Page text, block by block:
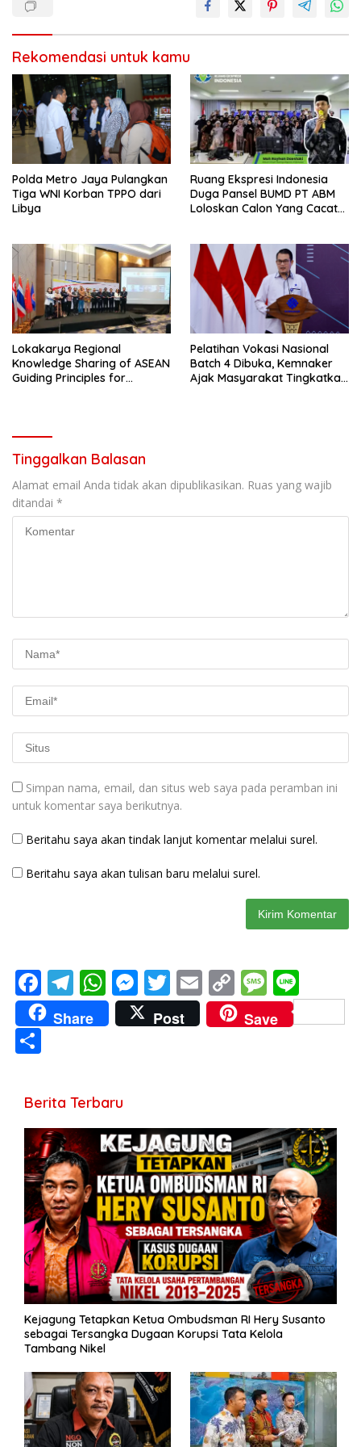
Rekomendasi untuk kamu
Polda Metro Jaya Pulangkan
Tiga WNI Korban TPPO dari
Libya
Ruang Ekspresi Indonesia
Duga Pansel BUMD PT ABM
Loloskan Calon Yang Cacat
Lokakarya Regional
Knowledge Sharing of ASEAN
Guiding Principles for
Pelatihan Vokasi Nasional
Batch 4 Dibuka, Kemnaker
Ajak Masyarakat Tingkatkan
Tinggalkan Balasan
Alamat email Anda tidak akan dipublikasikan. Ruas yang wajib
ditandai *
Simpan nama, email, dan situs web saya pada peramban ini
untuk komentar saya berikutnya.
Beritahu saya akan tindak lanjut komentar melalui surel.
Beritahu saya akan tulisan baru melalui surel.
F
ac
e
o
k
T
el
e
m
W
h
at
p
p
M
e
ss
er
T
w
itt
E
m
ai
C
o
p
k
M
e
ss
n
e
Share Post Save
ar
e
Berita Terbaru
Kejagung Tetapkan Ketua Ombudsman RI Hery Susanto
sebagai Tersangka Dugaan Korupsi Tata Kelola
Tambang Nikel